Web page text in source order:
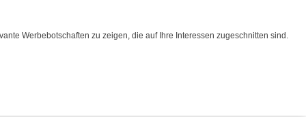
Werbebotschaften zu zeigen, die auf Ihre Interessen zugeschnitten sind.